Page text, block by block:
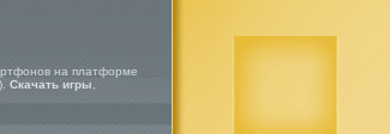
на платформе
Скачать игры